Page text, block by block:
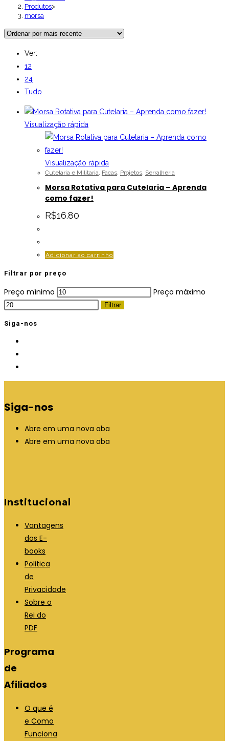
Produtos>
morsa
Ver:
12
24
Tudo
Visualização rápida
Visualização rápida
Cutelaria e Militaria, Facas, Projetos, Serralheria
Morsa Rotativa para Cutelaria – Aprenda
como fazer!
R$16.80
Adicionar ao carrinho
Filtrar por preço
Preço mínimo Preço máximo
Filtrar
Siga-nos
Siga-nos
Abre em uma nova aba
Abre em uma nova aba
Institucional
Vantagens
dos E-
books
Politica
de
Privacidade
Sobre o
Rei do
PDF
Programa
de
Afiliados
O que é
e Como
Funciona